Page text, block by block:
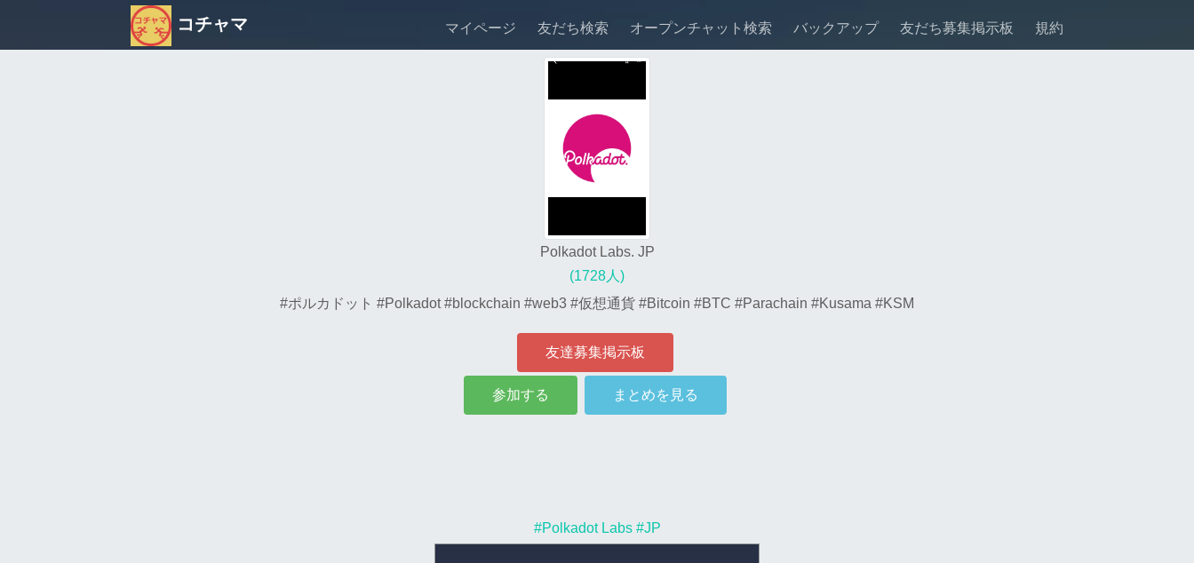
コチャマ マイページ 友だち検索 オープンチャット検索 バックアップ 友だち募集掲示板 規約
Polkadot Labs. JP
(1728人)
#ポルカドット #Polkadot #blockchain #web3 #仮想通貨 #Bitcoin #BTC #Parachain #Kusama #KSM
友達募集掲示板
参加する まとめを見る
#Polkadot Labs #JP